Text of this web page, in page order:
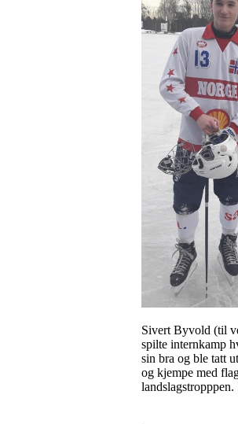
Sivert Byvold (til
spilte internkamp
sin bra og ble tatt
og kjempe med
landslagstropppen.